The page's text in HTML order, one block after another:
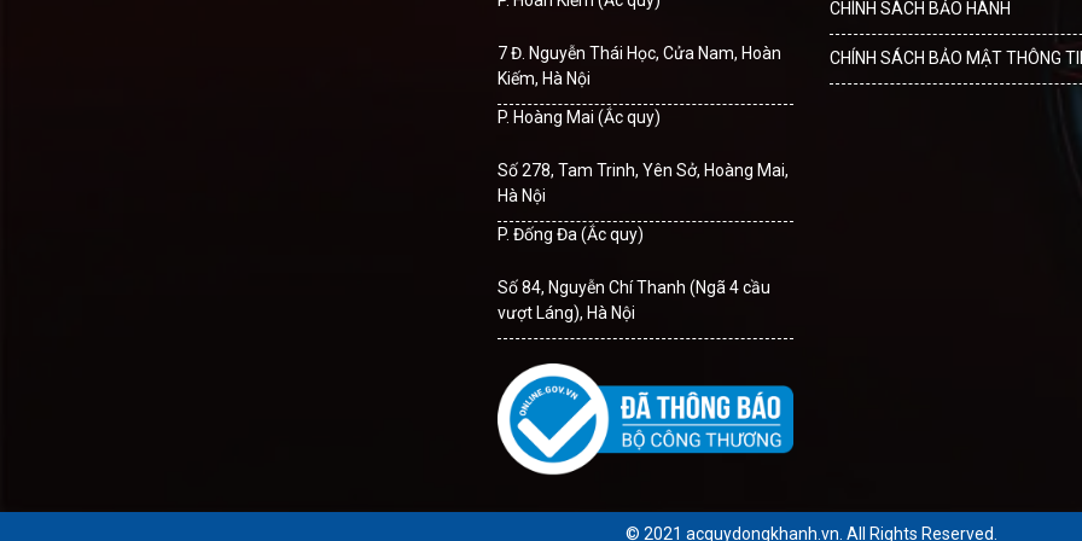
7 Đ. Nguyễn Thái Học, Cửa Nam, Hoàn
Kiếm, Hà Nội
P. Hoàng Mai (Ắc quy)
Số 278, Tam Trinh, Yên Sở, Hoàng Mai,
Hà Nội
P. Đống Đa (Ắc quy)
Số 84, Nguyễn Chí Thanh (Ngã 4 cầu
vượt Láng), Hà Nội
CHÍNH SÁCH BẢO HÀNH
CHÍNH SÁCH BẢO MẬT THÔNG
© 2021 acquydongkhanh.vn. All Rights Reserved.